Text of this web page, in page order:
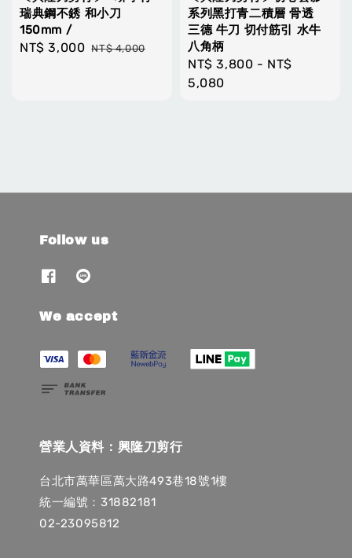
瑞典鋼不銹 和小刀
150mm /
Sale
NT$ 3,000 Regular
NT$ 4,000
系列黑打青二積層 骨透
三德 牛刀 切付筋引 水牛
八角柄
Regular
price
NT$ 3,800 - NT$
5,080
Follow us
We accept
營業人資料：興隆刀剪行
台北市萬華區萬大路493巷18號1樓
統一編號：31882181
02-23095812